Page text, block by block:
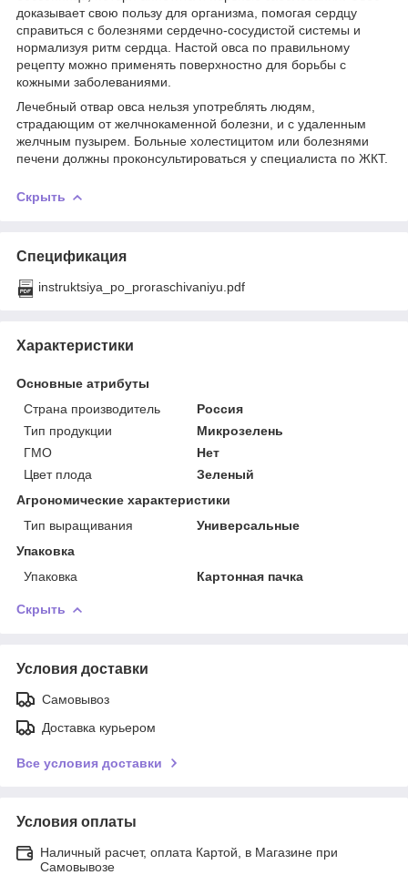
доказывает свою пользу для организма, помогая сердцу
справиться с болезнями сердечно-сосудистой системы и
нормализуя ритм сердца. Настой овса по правильному
рецепту можно применять поверхностно для борьбы с
кожными заболеваниями.
Лечебный отвар овса нельзя употреблять людям,
страдающим от желчнокаменной болезни, и с удаленным
желчным пузырем. Больные холестицитом или болезнями
печени должны проконсультироваться у специалиста по ЖКТ.
Скрыть
Спецификация
instruktsiya_po_proraschivaniyu.pdf
Характеристики
Основные атрибуты
Страна производитель
Россия
Тип продукции
Микрозелень
ГМО
Нет
Цвет плода
Зеленый
Агрономические характеристики
Тип выращивания
Универсальные
Упаковка
Упаковка
Картонная пачка
Скрыть
Условия доставки
Самовывоз
Доставка курьером
Все условия доставки
Условия оплаты
Наличный расчет, оплата Картой, в Магазине при
Самовывозе